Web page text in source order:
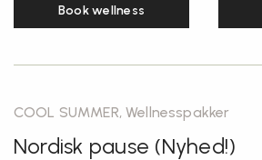
Book wellness
COOL SUMMER, Wellnesspakker
Nordisk pause (Nyhed!)